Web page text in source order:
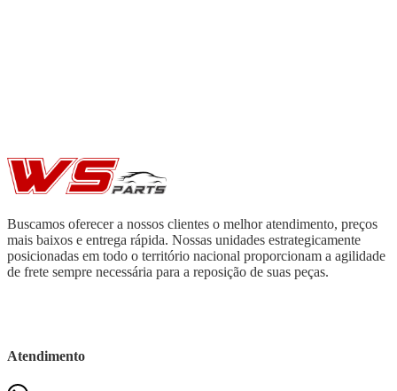
Buscamos oferecer a nossos clientes o melhor atendimento, preços
mais baixos e entrega rápida. Nossas unidades estrategicamente
posicionadas em todo o território nacional proporcionam a agilidade
de frete sempre necessária para a reposição de suas peças.
Atendimento